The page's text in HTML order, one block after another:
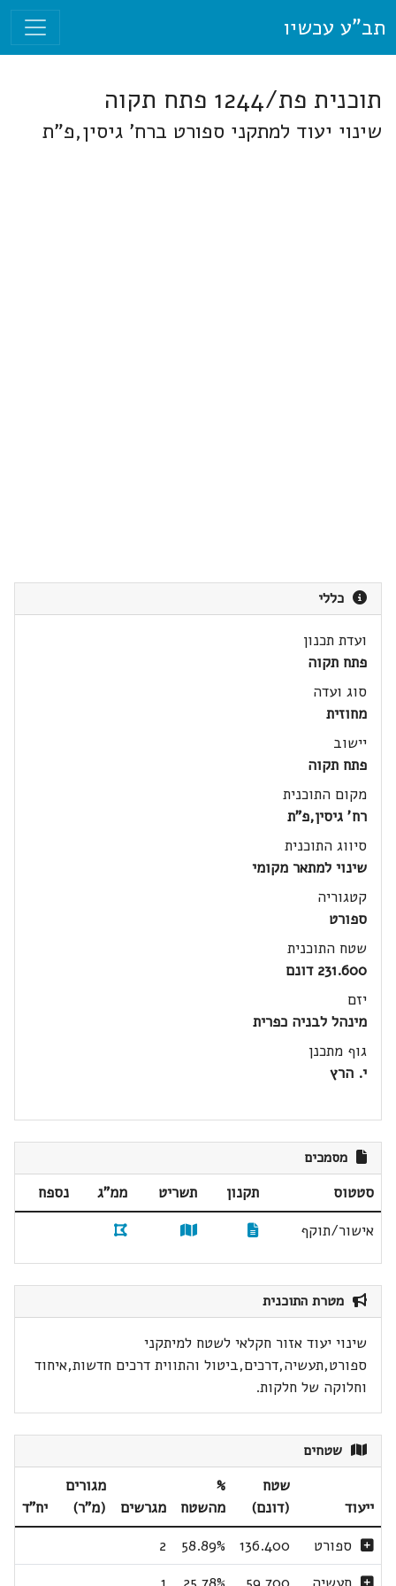
תב"ע עכשיו
תוכנית פת/1244 פתח תקוה
שינוי יעוד למתקני ספורט ברח' גיסין,פ"ת
כללי
ועדת תכנון
פתח תקוה
סוג ועדה
מחוזית
יישוב
פתח תקוה
מקום התוכנית
רח' גיסין,פ"ת
סיווג התוכנית
שינוי למתאר מקומי
קטגוריה
ספורט
שטח התוכנית
231.600 דונם
יזם
מינהל לבניה כפרית
גוף מתכנן
י. הרץ
מסמכים
סטטוס תקנון תשריט ממ"ג
נספח
אישור/תוקף
מטרת התוכנית
שינוי יעוד אזור חקלאי לשטח למיתקני
ספורט,תעשיה,דרכים,ביטול והתווית דרכים חדשות,איחוד
וחלוקה של חלקות.
שטחים
ייעוד
שטח
(דונם)
%
מהשטח
מגרשים
מגורים
(מ"ר)
יח"ד
ספורט
136.400
58.89%
2